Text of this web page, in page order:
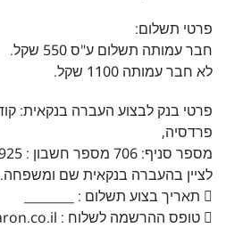
פרטי תשלום:
חבר עמותה תשלום ע"ס 550 שקל.
לא חבר עמותה 1100 שקל.
פרדסיה,
מספר סניף: 706 מספר חשבון : 01001925
לציין בהעברה בנקאית שם ומשפחה.
 תאריך בצוע תשלום : ________
 טופס ההרשמה לשלוח : mazalg@lev-hasharon.co.il